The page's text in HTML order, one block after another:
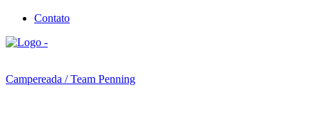
Contato
Campereada / Team Penning